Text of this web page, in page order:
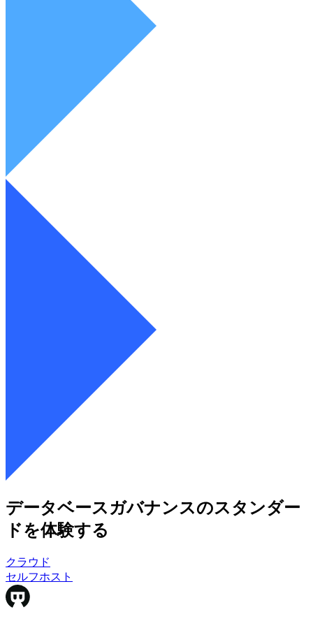
データベースガバナンスのスタンダー
ドを体験する
クラウド
クラウド
セルフホスト
セルフホスト